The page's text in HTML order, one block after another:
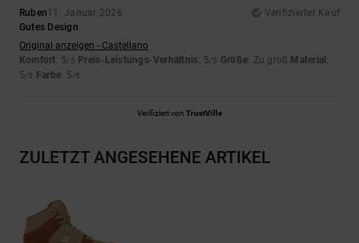
Ruben11. Januar 2026
Verifizierter Kauf
Gutes Design
Original anzeigen - Castellano
Komfort: 5/5 Preis-Leistungs-Verhältnis: 5/5 Größe: Zu groß Material :
5/5 Farbe: 5/5
Verifiziert von TrustVille
ZULETZT ANGESEHENE ARTIKEL